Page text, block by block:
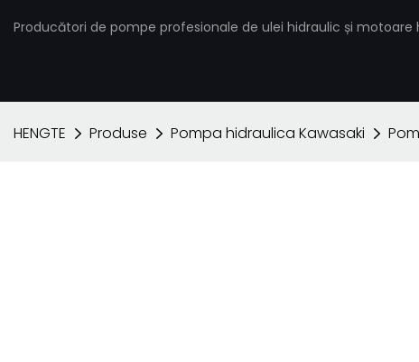
Producători de pompe profesionale de ulei hidraulic și motoare
HENGTE Produse Pompa hidraulica Kawasaki